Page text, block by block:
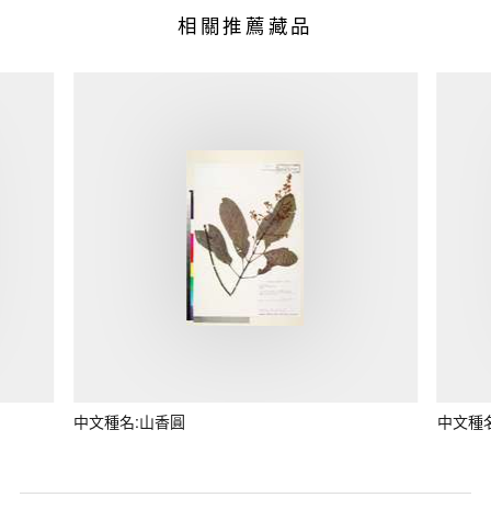
相關推薦藏品
中文種名:山香圓 中文種